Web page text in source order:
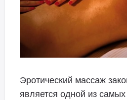
Эротический массаж
является одной из